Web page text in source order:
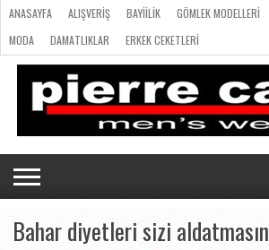
ANASAYFA
ALIŞVERIŞ
BAYIILIK
GÖMLEK
MODELLERI
MODA
DAMATLIKLAR
ERKEK
CEKETLERI
ERKEK
GIYIMI
ILETISIM
ANASAYFA ALIŞVERIŞ BAYIILIK
GÖMLEK MODELLERI
MODA
DAMATLIKLAR
ERKEK CEKETLERI
ERKEK GIYIMI
ILETISIM
Bahar diyetleri sizi aldatmasın